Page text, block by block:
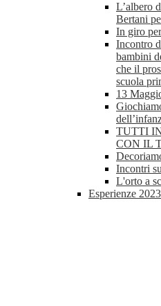
L’albero
Bertani
In giro
Incontro
bambini
che il
scuola
13
TUTTI
CON IL
Incontri
L'orto a
Esperienze